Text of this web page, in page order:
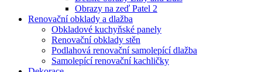
Obrazy na zeď Patel 2
Renovační obklady a dlažba
Obkladové kuchyňské panely
Renovační obklady stěn
Podlahová renovační samolepící dlažba
Samolepící renovační kachličky